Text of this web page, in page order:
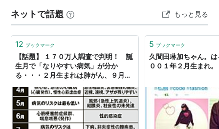
が焼いた各種パンとケーキで祝う３人の合同誕生日パー
ティーでした。 ひーじーじには、さりちゃん、すみれち
ゃんの描いた似顔絵のプレゼント。 二人とも自力…
ネットで話題 もっと見る
12 ブックマーク
【話題】 １７０万人調査で判明！ 誕
生月で「なりやすい病気」が分か
る・・・２月生まれは肺がん、９月生
nwk
5 ブックマーク
久間田琳加ちゃん。
００１年２月生まれ。